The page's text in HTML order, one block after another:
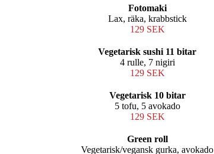
Fotomaki
Lax, räka, krabbstick
129 SEK
Vegetarisk sushi 11 bitar
4 rulle, 7 nigiri
129 SEK
Vegetarisk 10 bitar
5 tofu, 5 avokado
129 SEK
Green roll
Vegetarisk/vegansk gurka, avokado